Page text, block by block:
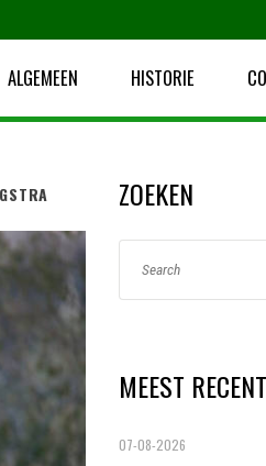
ALGEMEEN HISTORIE
ZOEKEN
MEEST
07-08-2026